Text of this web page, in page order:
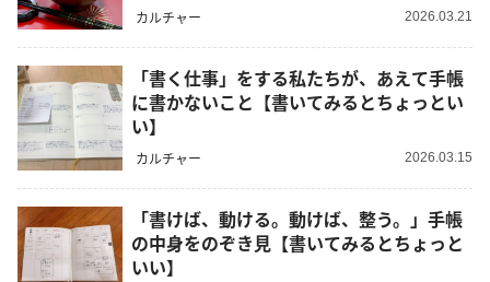
カルチャー 2026.03.21
「書く仕事」をする私たちが、あえて手帳
に書かないこと【書いてみるとちょっとい
い】
カルチャー 2026.03.15
「書けば、動ける。動けば、整う。」手帳
の中身をのぞき見【書いてみるとちょっと
いい】